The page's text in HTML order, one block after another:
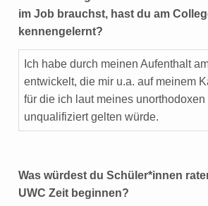
im Job brauchst, hast du am
kennengelernt?
Ich habe durch meinen Aufenthalt
entwickelt, die mir u.a. auf meinem
für die ich laut meines
unqualifiziert gelten würde.
Was würdest du Schüler*innen
UWC Zeit beginnen?